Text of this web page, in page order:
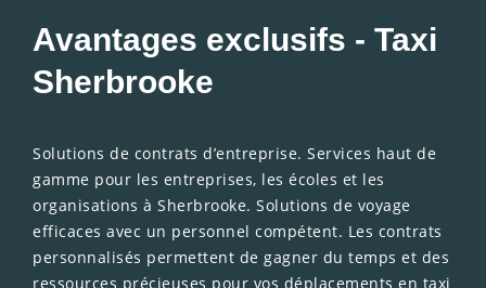
Avantages exclusifs - Taxi
Sherbrooke
Solutions de contrats d’entreprise. Services haut de
gamme pour les entreprises, les écoles et les
organisations à Sherbrooke. Solutions de voyage
efficaces avec un personnel compétent. Les contrats
personnalisés permettent de gagner du temps et des
ressources précieuses pour vos déplacements en taxi